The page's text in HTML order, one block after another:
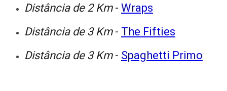
Distância de 2 Km - Wraps
Distância de 3 Km - The Fifties
Distância de 3 Km - Spaghetti Primo